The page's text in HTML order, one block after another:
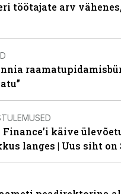
töötajate arv
Finance’i käive
langes | Uus siht on